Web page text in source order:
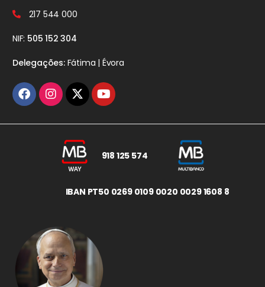
217 544 000
NIF: 505 152 304
Delegações:Fátima | Évora
918 125 574
IBAN PT50 0269 0109 0020 0029 1608 8